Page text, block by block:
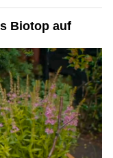
Biotop auf